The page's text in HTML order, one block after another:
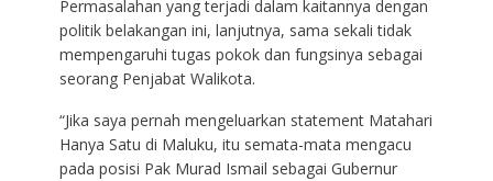
Permasalahan yang terjadi dalam kaitannya dengan
politik belakangan ini, lanjutnya, sama sekali tidak
mempengaruhi tugas pokok dan fungsinya sebagai
seorang Penjabat Walikota.
“Jika saya pernah mengeluarkan statement Matahari
Hanya Satu di Maluku, itu semata-mata mengacu
pada posisi Pak Murad Ismail sebagai Gubernur